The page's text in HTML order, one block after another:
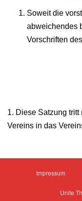
Soweit die
abweichendes
Vorschriften
1. Diese Satzung
Vereins in das
Impressum
Unite